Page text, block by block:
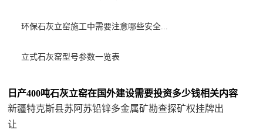
环保石灰立窑施工中需要注意哪些安全...
立式石灰窑型号参数一览表
日产400吨石灰立窑在国外建设需要投资多少钱相关内容
新疆特克斯县苏阿苏铅锌多金属矿勘查探矿权挂牌出
让